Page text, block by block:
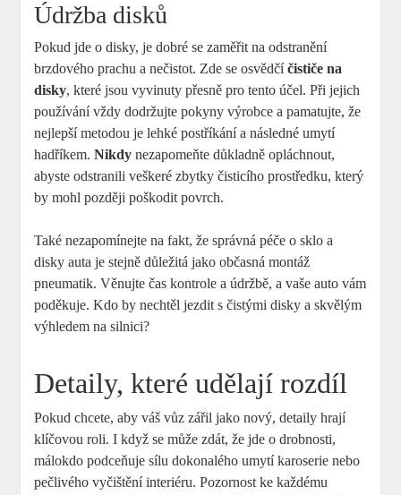
Údržba disků
Pokud jde o disky, je dobré se zaměřit na odstranění
brzdového prachu a nečistot. Zde se osvědčíčističe na
disky, které jsou vyvinuty přesně pro tento účel. Při jejich
používání vždy dodržujte pokyny výrobce a pamatujte, že
nejlepší metodou je lehké postříkání a následné umytí
hadříkem.Nikdy nezapomeňte důkladně opláchnout,
abyste odstranili veškeré zbytky čisticího prostředku, který
by mohl později poškodit povrch.
Také nezapomínejte na fakt, že správná péče o sklo a
disky auta je stejně důležitá jako občasná montáž
pneumatik. Věnujte čas kontrole a údržbě, a vaše auto vám
poděkuje. Kdo by nechtěl jezdit s čistými disky a skvělým
výhledem na silnici?
Detaily, které udělají rozdíl
Pokud chcete, aby váš vůz zářil jako nový, detaily hrají
klíčovou roli. I když se může zdát, že jde o drobnosti,
málokdo podceňuje sílu dokonalého umytí karoserie nebo
pečlivého vyčištění interiéru. Pozornost ke každému